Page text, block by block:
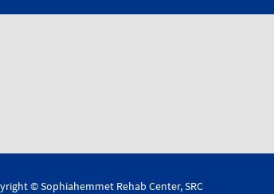
© Sophiahemmet Rehab Center, SRC